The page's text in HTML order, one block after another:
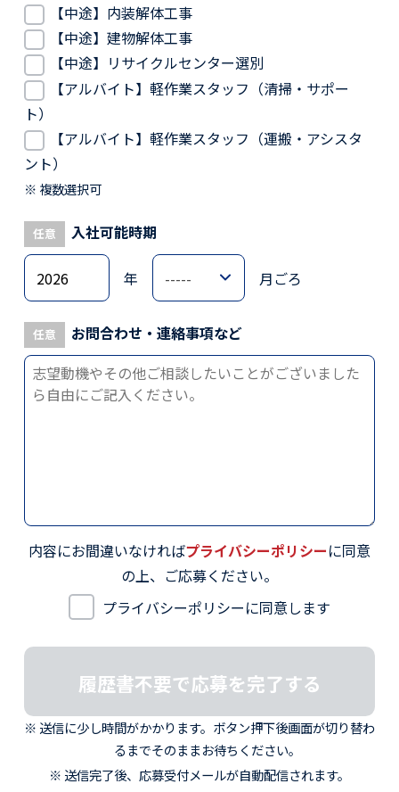
【中途】内装解体工事
【中途】建物解体工事
【中途】リサイクルセンター選別
【アルバイト】軽作業スタッフ（清掃・サポー
ト）
【アルバイト】軽作業スタッフ（運搬・アシスタ
ント）
複数選択可
任意 入社可能時期
年 月ごろ
任意 お問合わせ・連絡事項など
内容にお間違いなければプライバシーポリシーに同意
の上、ご応募ください。
プライバシーポリシーに同意します
送信に少し時間がかかります。ボタン押下後画面が切り替わ
るまでそのままお待ちください。
送信完了後、応募受付メールが自動配信されます。